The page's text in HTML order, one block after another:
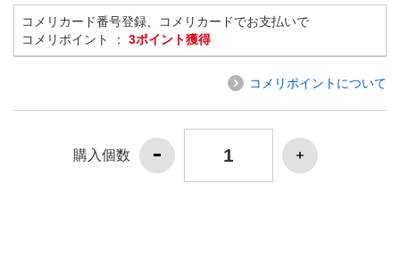
コメリカード番号登録、コメリカードでお支払いで
コメリポイント ： 3ポイント獲得
コメリポイントについて
購入個数